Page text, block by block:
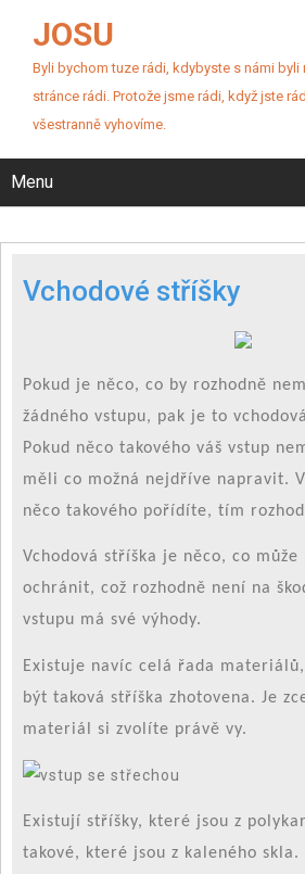
JOSU
Byli bychom tuze rádi, kdybyste s námi byli
stránce rádi. Protože jsme rádi, když jste
všestranně vyhovíme.
Menu
Vchodové stříšky
Pokud je něco, co by rozhodně
žádného vstupu, pak je to
Pokud něco takového váš vstup
měli co možná nejdříve napravit.
něco takového pořídíte, tím
Vchodová stříška je něco, co může
ochránit, což rozhodně není na
vstupu má své výhody.
Existuje navíc celá řada
být taková stříška zhotovena. Je
materiál si zvolíte právě vy.
Existují stříšky, které jsou z
takové, které jsou z kaleného